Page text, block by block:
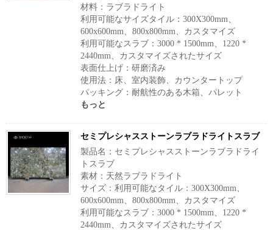
材料：ラブラドライト
利用可能なサイズタイル：300X300mm、
600x600mm、800x800mm、カスタマイズ
利用可能なスラブ：3000 * 1500mm、1220 *
2440mm、カスタマイズされたサイズ
表面仕上げ：研磨済み
使用法：床、室内装飾、カウンタートップ
パッキング：耐航性のある木箱、パレット
もっと
セミプレシャスストーンラブラドライトスラブ
製品名：セミプレシャスストーンラブラドライ
トスラブ
素材：天然ラブラドライト
サイズ：利用可能なタイル：300X300mm、
600x600mm、800x800mm、カスタマイズ
利用可能なスラブ：3000 * 1500mm、1220 *
2440mm、カスタマイズされたサイズ